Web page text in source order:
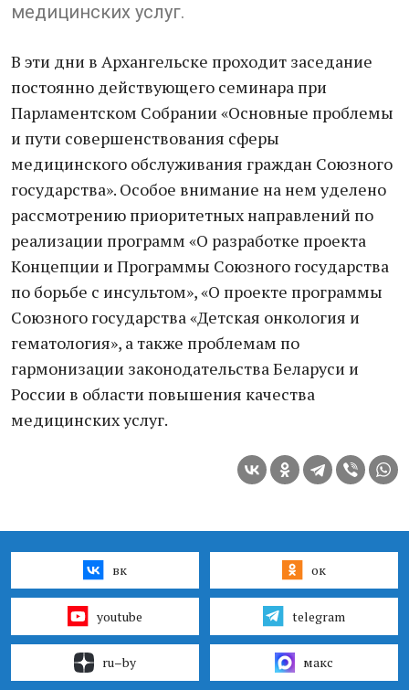
медицинских услуг.
В эти дни в Архангельске проходит заседание
постоянно действующего семинара при
Парламентском Собрании «Основные проблемы
и пути совершенствования сферы
медицинского обслуживания граждан Союзного
государства». Особое внимание на нем уделено
рассмотрению приоритетных направлений по
реализации программ «О разработке проекта
Концепции и Программы Союзного государства
по борьбе с инсультом», «О проекте программы
Союзного государства «Детская онкология и
гематология», а также проблемам по
гармонизации законодательства Беларуси и
России в области повышения качества
медицинских услуг.
вк ок
youtube telegram
ru–by макс